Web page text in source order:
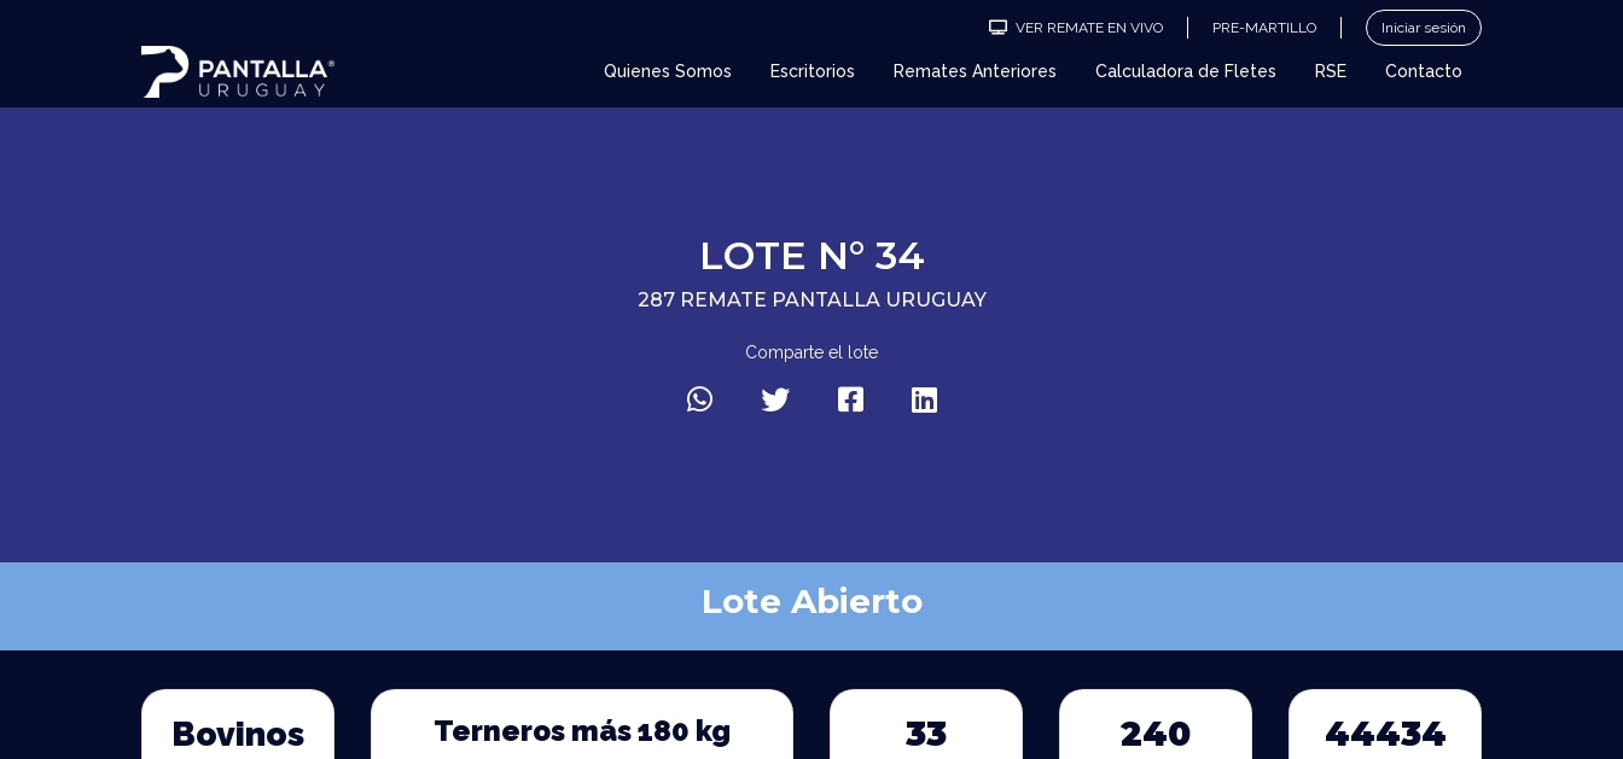
VER REMATE EN VIVO PRE-MARTILLO Iniciar sesión
Quienes Somos Escritorios Remates Anteriores Calculadora de Fletes RSE Contacto
LOTE N° 34
287 REMATE PANTALLA URUGUAY
Comparte el lote
Lote Abierto
Bovinos Terneros más 180 kg 33 240 44434